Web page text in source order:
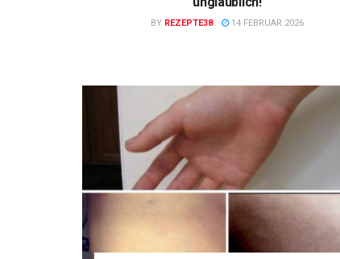
BY REZEPTE38 14 FEBRUAR 2026